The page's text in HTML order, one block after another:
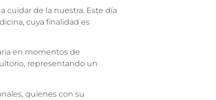
cuidar de la nuestra. Este día
cuya finalidad es
en momentos de
representando un
quienes con su